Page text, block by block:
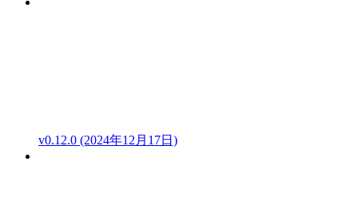
v0.12.0 (2024年12月17日)